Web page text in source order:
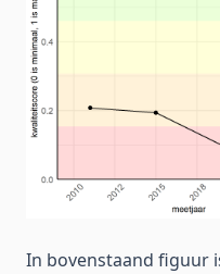
In bovenstaand figuur